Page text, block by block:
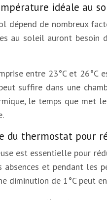
idéale au
dépend de nombreux
au soleil auront besoin
entre 23°C et 26°C
suffire dans une
le temps que met
du thermostat pour
est essentielle pour
absences et pendant
diminution de 1°C peut